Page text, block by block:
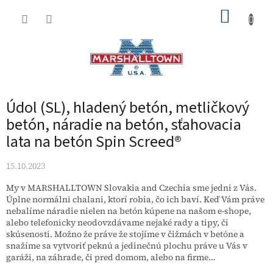
Údol (SL), hladený betón, metličkový
betón, náradie na betón, sťahovacia
lata na betón Spin Screed®
15.10.2023
My v MARSHALLTOWN Slovakia and Czechia sme jedni z Vás.
Úplne normálni chalani, ktorí robia, čo ich baví. Keď Vám práve
nebalíme náradie nielen na betón kúpene na našom e-shope,
alebo telefonicky neodovzdávame nejaké rady a tipy, či
skúsenosti. Možno že práve že stojíme v čižmách v betóne a
snažíme sa vytvoriť peknú a jedinečnú plochu práve u Vás v
garáži, na záhrade, či pred domom, alebo na firme…